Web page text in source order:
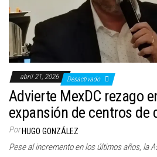
abril 21, 2026 Desactivado
Advierte MexDC rezago
expansión de centros de
Por HUGO GONZÁLEZ
Pese al incremento en los últimos años, la